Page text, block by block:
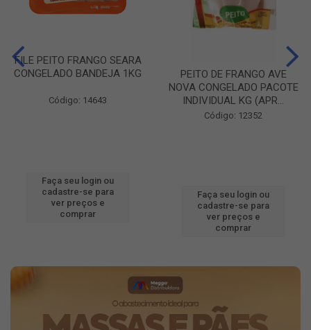
FILE PEITO FRANGO SEARA
CONGELADO BANDEJA 1KG
Código: 14643
Faça seu login ou
cadastre-se para
ver preços e
comprar
PEITO DE FRANGO AVE
NOVA CONGELADO PACOTE
INDIVIDUAL KG (APR...
Código: 12352
Faça seu login ou
cadastre-se para
ver preços e
comprar